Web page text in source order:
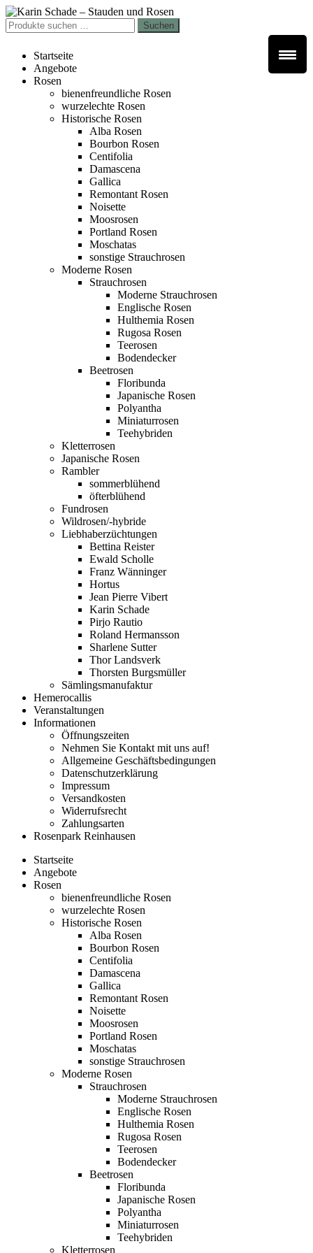
Zur
Navigation
springen
Zum
Inhalt
springen
Suchen
nach:
Suchen
Startseite
Angebote
Rosen
bienenfreundliche Rosen
wurzelechte Rosen
Historische Rosen
Alba Rosen
Bourbon Rosen
Centifolia
Damascena
Gallica
Remontant Rosen
Noisette
Moosrosen
Portland Rosen
Moschatas
sonstige Strauchrosen
Moderne Rosen
Strauchrosen
Moderne Strauchrosen
Englische Rosen
Hulthemia Rosen
Rugosa Rosen
Teerosen
Bodendecker
Beetrosen
Floribunda
Japanische Rosen
Polyantha
Miniaturrosen
Teehybriden
Kletterrosen
Japanische Rosen
Rambler
sommerblühend
öfterblühend
Fundrosen
Wildrosen/-hybride
Liebhaberzüchtungen
Bettina Reister
Ewald Scholle
Franz Wänninger
Hortus
Jean Pierre Vibert
Karin Schade
Pirjo Rautio
Roland Hermansson
Sharlene Sutter
Thor Landsverk
Thorsten Burgsmüller
Sämlingsmanufaktur
Hemerocallis
Veranstaltungen
Informationen
Öffnungszeiten
Nehmen Sie Kontakt mit uns auf!
Allgemeine Geschäftsbedingungen
Datenschutzerklärung
Impressum
Versandkosten
Widerrufsrecht
Zahlungsarten
Rosenpark Reinhausen
Startseite
Angebote
Rosen
bienenfreundliche Rosen
wurzelechte Rosen
Historische Rosen
Alba Rosen
Bourbon Rosen
Centifolia
Damascena
Gallica
Remontant Rosen
Noisette
Moosrosen
Portland Rosen
Moschatas
sonstige Strauchrosen
Moderne Rosen
Strauchrosen
Moderne Strauchrosen
Englische Rosen
Hulthemia Rosen
Rugosa Rosen
Teerosen
Bodendecker
Beetrosen
Floribunda
Japanische Rosen
Polyantha
Miniaturrosen
Teehybriden
Kletterrosen